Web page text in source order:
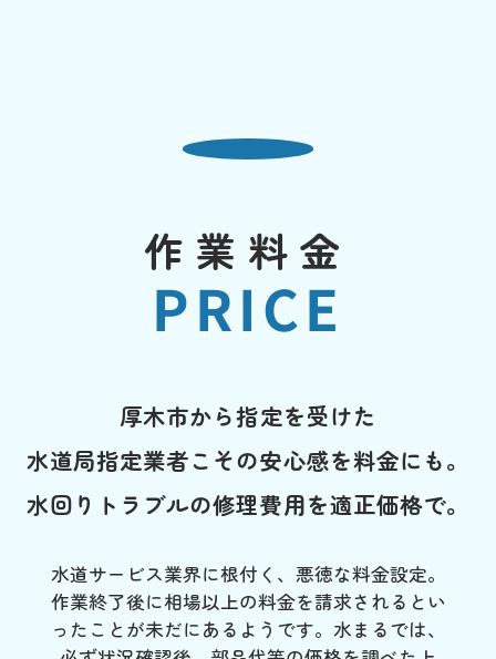
作業料金
PRICE
厚木市から指定を受けた
水道局指定業者こその安心感を料金にも。
水回りトラブルの修理費用を適正価格で。
水道サービス業界に根付く、悪徳な料金設定。
作業終了後に相場以上の料金を請求されるとい
ったことが未だにあるようです。水まるでは、